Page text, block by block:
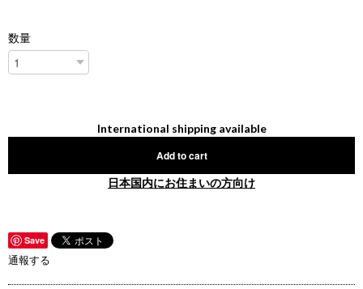
数量
International shipping available
Add to cart
日本国内にお住まいの方向け
Save
通報する